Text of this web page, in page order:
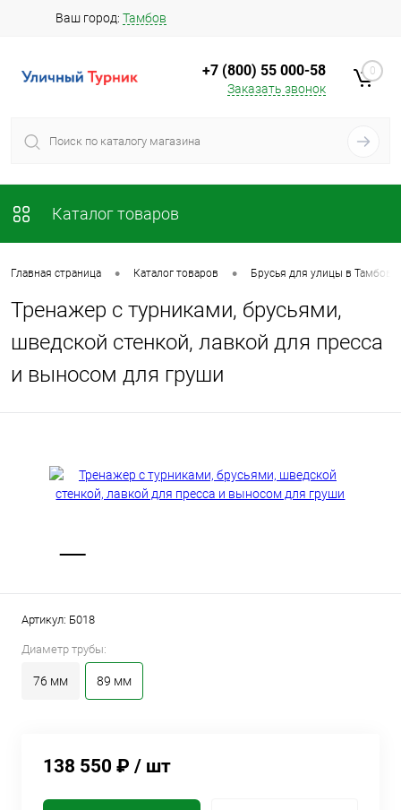
Ваш город: Тамбов
+7 (800) 55 000-58
Заказать звонок
0
Каталог товаров
Главная страница • Каталог товаров • Брусья для улицы в Тамбове
Тренажер с турниками, брусьями,
шведской стенкой, лавкой для пресса
и выносом для груши
Артикул: Б018
Диаметр трубы:
76 мм 89 мм
138 550 ₽ / шт